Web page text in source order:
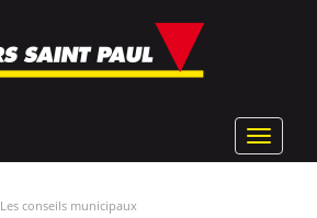
Toggle
Les conseils municipaux